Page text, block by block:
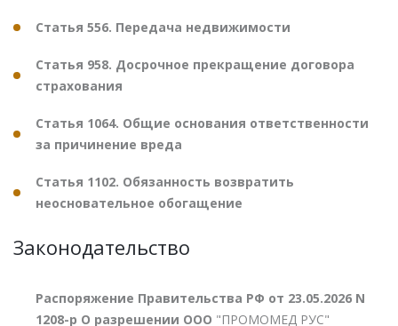
Статья 556. Передача недвижимости
Статья 958. Досрочное прекращение договора
страхования
Статья 1064. Общие основания ответственности
за причинение вреда
Статья 1102. Обязанность возвратить
неосновательное обогащение
Законодательство
Распоряжение Правительства РФ от 23.05.2026 N
1208-р О разрешении ООО "ПРОМОМЕД РУС"